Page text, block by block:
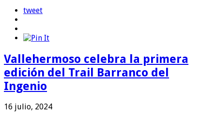
tweet
Vallehermoso celebra la primera
edición del Trail Barranco del
Ingenio
16 julio, 2024